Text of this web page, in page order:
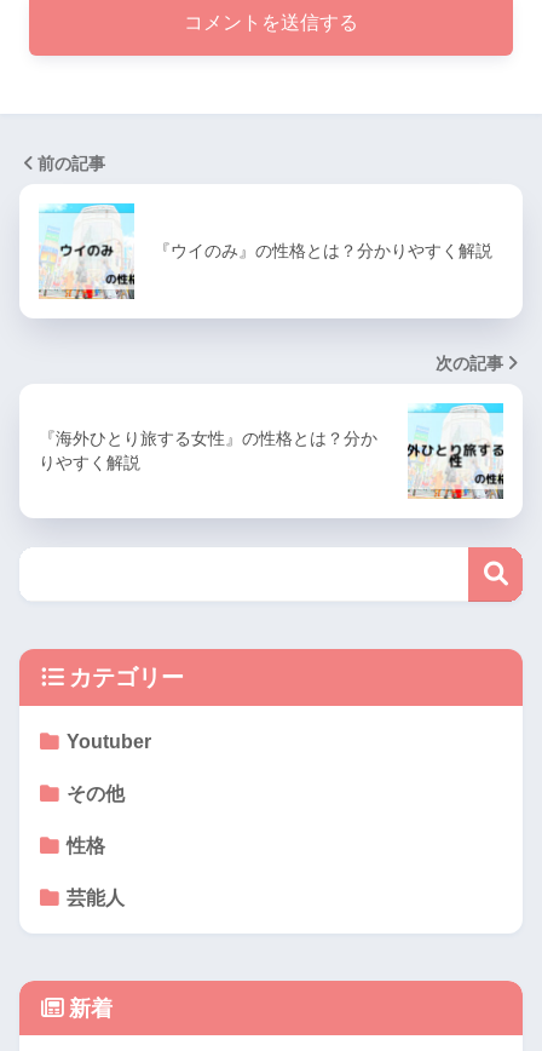
前の記事
『ウイのみ』の性格とは？分かりやすく解説
次の記事
『海外ひとり旅する女性』の性格とは？分か
りやすく解説
カテゴリー
Youtuber
その他
性格
芸能人
新着